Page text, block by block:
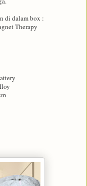
di dalam box :
Therapy